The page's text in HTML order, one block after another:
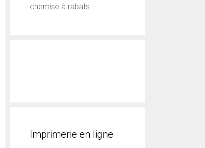
chemise à rabats
Imprimerie en ligne